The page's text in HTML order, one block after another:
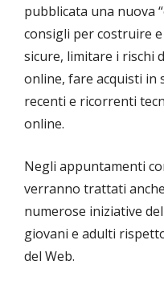
pubblicata una nuova
consigli per costruire
sicure, limitare i rischi
online, fare acquisti in
recenti e ricorrenti
online.
Negli appuntamenti
verranno trattati
numerose iniziative
giovani e adulti
del Web.